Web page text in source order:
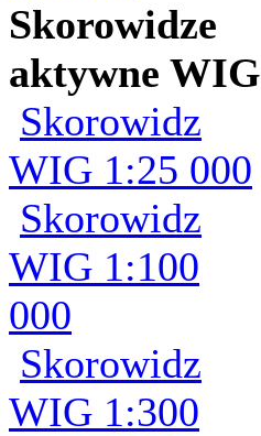
Skorowidze
aktywne WIG
Skorowidz
WIG 1:25 000
Skorowidz
WIG 1:100
000
Skorowidz
WIG 1:300